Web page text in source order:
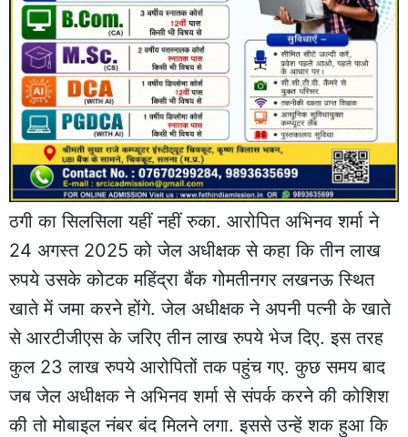
ठगी का सिलसिला यहीं नहीं रुका. आरोपित अभिनव शर्मा ने
24 अगस्त 2025 को जेल अधीक्षक से कहा कि तीन लाख
रुपये उसके कोटक महिंद्रा बैंक गोमतीनगर लखनऊ स्थित
खाते में जमा करने होंगे. जेल अधीक्षक ने अपनी पत्नी के खाते
से आरटीजीएस के जरिए तीन लाख रुपये भेज दिए. इस तरह
कुल 23 लाख रुपये आरोपितों तक पहुंच गए. कुछ समय बाद
जब जेल अधीक्षक ने अभिनव शर्मा से संपर्क करने की कोशिश
की तो मोबाइल नंबर बंद मिलने लगा. इससे उन्हें शक हुआ कि